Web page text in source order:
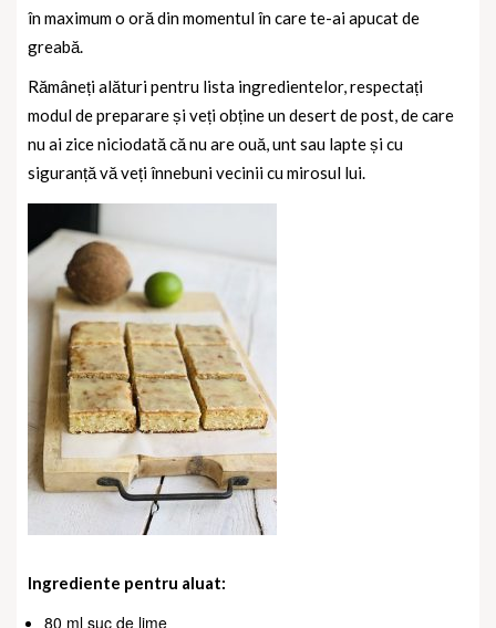
în maximum o oră din momentul în care te-ai apucat de
greabă.
Rămâneți alături pentru lista ingredientelor, respectați
modul de preparare și veți obține un desert de post, de care
nu ai zice niciodată că nu are ouă, unt sau lapte și cu
siguranță vă veți înnebuni vecinii cu mirosul lui.
Ingrediente pentru aluat:
80 ml suc de lime